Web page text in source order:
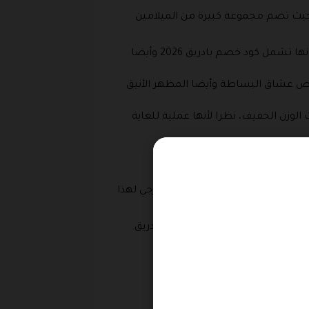
حيث تضم مجموعة كبيرة من الميلامين
ويوجد هنا مجموعة من الميلامين المنقوش حيث الزخارف الأنيقة التي تعطي مظهر مميز للمائدة بالإضافة إلى أنها تشمل كود خصم بادريق 2026 وأيضا
عشاق البساطة وأيضا المظهر الأنيق
الخفيف، نظرا لأنها عملية للغاية
بالإضافة إلى روعة المظهر الخارجي لهذا
بادريق الذي يقدم كوبون خصم بادريق.